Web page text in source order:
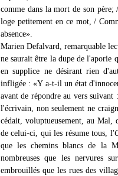
comme dans la mort de son père;
loge petitement en ce mot, /
absence».
Marien Defalvard, remarquable
ne saurait être la dupe de l'aporie
en supplice ne désirant rien
infligée : «Y a-t-il un état
avant de répondre au vers
l'écrivain, non seulement ne
cédait, voluptueusement, au Mal,
de celui-ci, qui les résume tous, l'
que les chemins blancs de la
nombreuses que les nervures
embrouillés que les rues des